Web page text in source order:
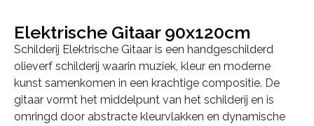
Elektrische Gitaar 90x120cm
Schilderij Elektrische Gitaar is een handgeschilderd
olieverf schilderij waarin muziek, kleur en moderne
kunst samenkomen in een krachtige compositie. De
gitaar vormt het middelpunt van het schilderij en is
omringd door abstracte kleurvlakken en dynamische